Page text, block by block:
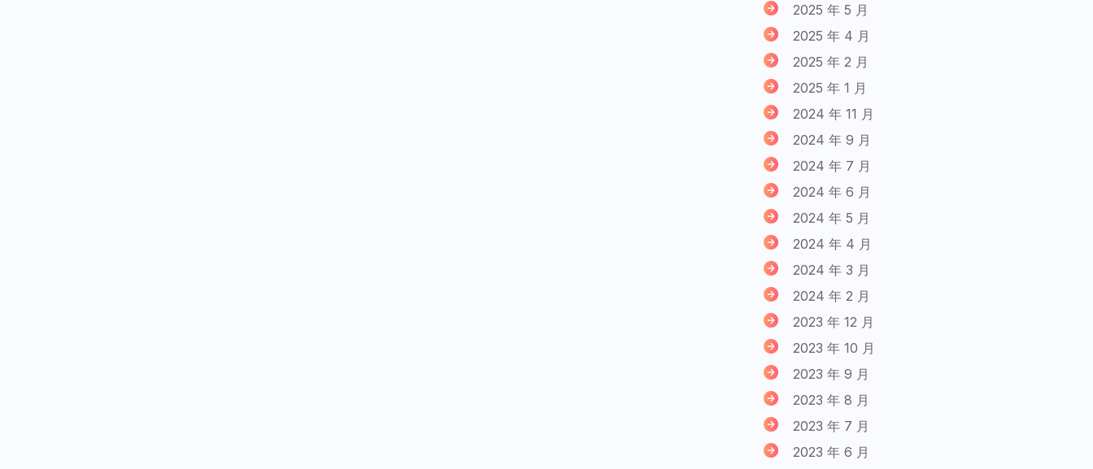
2025 年 5 月
2025 年 4 月
2025 年 2 月
2025 年 1 月
2024 年 11 月
2024 年 9 月
2024 年 7 月
2024 年 6 月
2024 年 5 月
2024 年 4 月
2024 年 3 月
2024 年 2 月
2023 年 12 月
2023 年 10 月
2023 年 9 月
2023 年 8 月
2023 年 7 月
2023 年 6 月